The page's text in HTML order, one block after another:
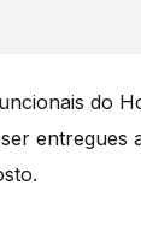
do
entregues